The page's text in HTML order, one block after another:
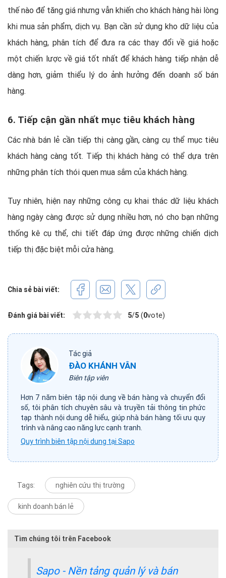
thế nào để tăng giá nhưng vẫn khiến cho khách hàng hài lòng
khi mua sản phẩm, dịch vụ. Bạn cần sử dụng kho dữ liệu của
khách hàng, phân tích để đưa ra các thay đổi về giá hoặc
một chiến lược về giá tốt nhất để khách hàng tiếp nhận dễ
dàng hơn, giảm thiểu lý do ảnh hưởng đến doanh số bán
hàng.
6. Tiếp cận gần nhất mục tiêu khách hàng
Các nhà bán lẻ cần tiếp thị càng gần, càng cụ thể mục tiêu
khách hàng càng tốt. Tiếp thị khách hàng có thể dựa trên
những phân tích thói quen mua sắm của khách hàng.
Tuy nhiên, hiện nay những công cụ khai thác dữ liệu khách
hàng ngày càng được sử dụng nhiều hơn, nó cho bạn những
thống kê cụ thể, chi tiết đáp ứng được những chiến dịch
tiếp thị đặc biệt mỗi cửa hàng.
Chia sẻ bài viết:
Đánh giá bài viết: 5/5 (0vote)
Tác giả
ĐÀO KHÁNH VÂN
Biên tập viên
Hơn 7 năm biên tập nội dung về bán hàng và chuyển đổi
số, tôi phân tích chuyên sâu và truyền tải thông tin phức
tạp thành nội dung dễ hiểu, giúp nhà bán hàng tối ưu quy
trình và nâng cao năng lực cạnh tranh.
Quy trình biên tập nội dung tại Sapo
Tags: nghiên cứu thị trường
kinh doanh bán lẻ
Tìm chúng tôi trên Facebook
Sapo - Nền tảng quản lý và bán